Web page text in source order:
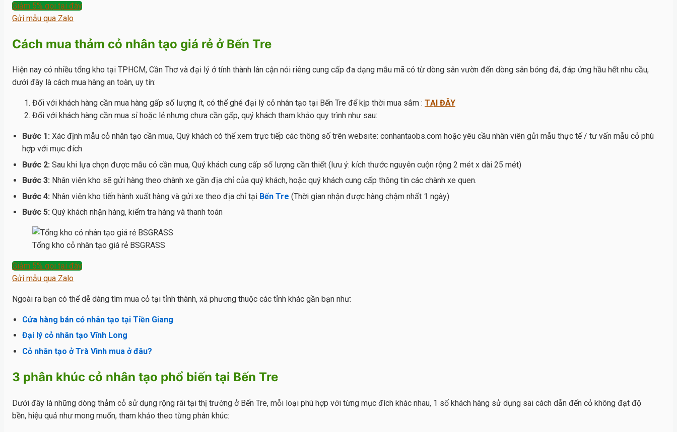
Giảm 5% gọi tại đây
Gửi mẫu qua Zalo
Cách mua thảm cỏ nhân tạo giá rẻ ở Bến Tre
Hiện nay có nhiều tổng kho tại TPHCM, Cần Thơ và đại lý ở tỉnh thành lân cận nói riêng cung cấp đa dạng mẫu mã cỏ từ dòng sân vườn đến dòng sân bóng đá, đáp ứng hầu hết nhu cầu,
dưới đây là cách mua hàng an toàn, uy tín:
Đối với khách hàng cần mua hàng gấp số lượng ít, có thể ghé đại lý cỏ nhân tạo tại Bến Tre để kịp thời mua sắm : TẠI ĐÂY
Đối với khách hàng cần mua sỉ hoặc lẻ nhưng chưa cần gấp, quý khách tham khảo quy trình như sau:
Bước 1: Xác định mẫu cỏ nhân tạo cần mua, Quý khách có thể xem trực tiếp các thông số trên website: conhantaobs.com hoặc yêu cầu nhân viên gửi mẫu thực tế / tư vấn mẫu cỏ phù
hợp với mục đích
Bước 2: Sau khi lựa chọn được mẫu cỏ cần mua, Quý khách cung cấp số lượng cần thiết (lưu ý: kích thước nguyên cuộn rộng 2 mét x dài 25 mét)
Bước 3: Nhân viên kho sẽ gửi hàng theo chành xe gần địa chỉ của quý khách, hoặc quý khách cung cấp thông tin các chành xe quen.
Bước 4: Nhân viên kho tiến hành xuất hàng và gửi xe theo địa chỉ tại Bến Tre (Thời gian nhận được hàng chậm nhất 1 ngày)
Bước 5: Quý khách nhận hàng, kiểm tra hàng và thanh toán
Tổng kho cỏ nhân tạo giá rẻ BSGRASS
Giảm 5% gọi tại đây
Gửi mẫu qua Zalo
Ngoài ra bạn có thể dễ dàng tìm mua cỏ tại tỉnh thành, xã phương thuộc các tỉnh khác gần bạn như:
Cửa hàng bán cỏ nhân tạo tại Tiền Giang
Đại lý cỏ nhân tạo Vĩnh Long
Cỏ nhân tạo ở Trà Vinh mua ở đâu?
3 phân khúc cỏ nhân tạo phổ biến tại Bến Tre
Dưới đây là những dòng thảm cỏ sử dụng rộng rãi tại thị trường ở Bến Tre, mỗi loại phù hợp với từng mục đích khác nhau, 1 số khách hàng sử dụng sai cách dẫn đến cỏ không đạt độ
bền, hiệu quả như mong muốn, tham khảo theo từng phân khúc: